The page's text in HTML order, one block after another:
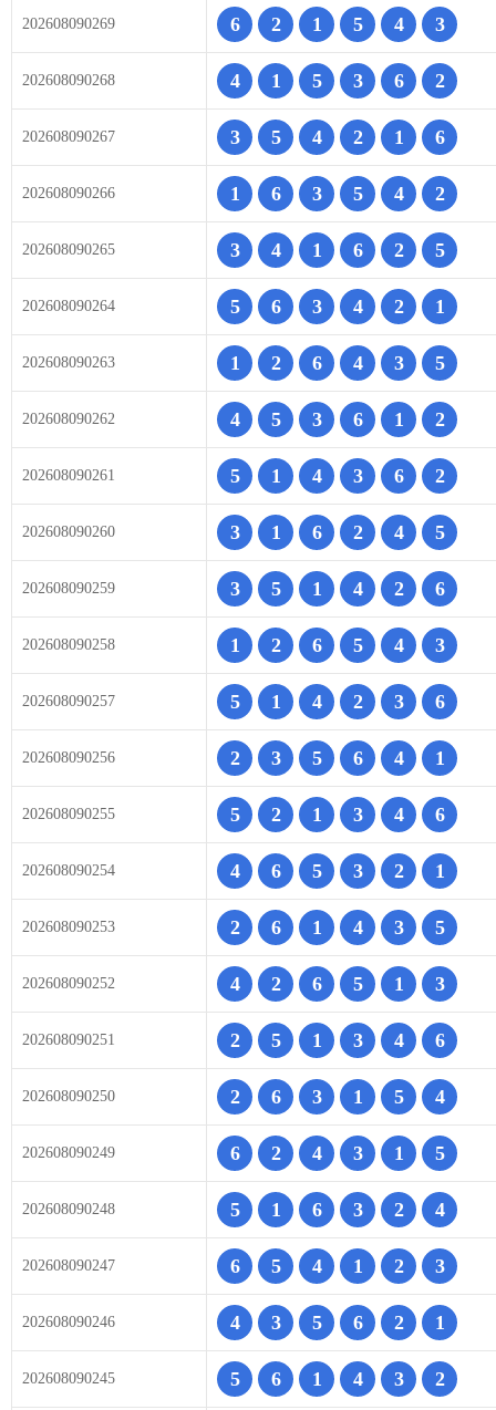
202608090269 6 2 1 5 4 3
202608090268 4 1 5 3 6 2
202608090267 3 5 4 2 1 6
202608090266 1 6 3 5 4 2
202608090265 3 4 1 6 2 5
202608090264 5 6 3 4 2 1
202608090263 1 2 6 4 3 5
202608090262 4 5 3 6 1 2
202608090261 5 1 4 3 6 2
202608090260 3 1 6 2 4 5
202608090259 3 5 1 4 2 6
202608090258 1 2 6 5 4 3
202608090257 5 1 4 2 3 6
202608090256 2 3 5 6 4 1
202608090255 5 2 1 3 4 6
202608090254 4 6 5 3 2 1
202608090253 2 6 1 4 3 5
202608090252 4 2 6 5 1 3
202608090251 2 5 1 3 4 6
202608090250 2 6 3 1 5 4
202608090249 6 2 4 3 1 5
202608090248 5 1 6 3 2 4
202608090247 6 5 4 1 2 3
202608090246 4 3 5 6 2 1
202608090245 5 6 1 4 3 2